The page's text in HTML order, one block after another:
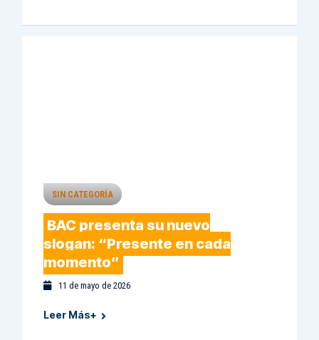
SIN CATEGORÍA
BAC presenta su nuevo
slogan: “Presente en cada
momento”
11 de mayo de 2026
Leer Más+